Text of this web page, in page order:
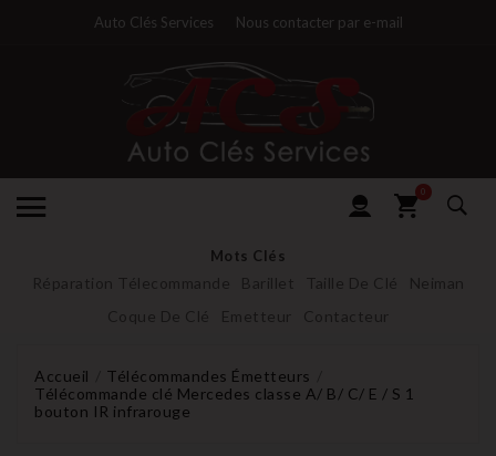
Auto Clés Services Nous contacter par e-mail
0
Mots Clés
Réparation Télecommande Barillet Taille De Clé
Neiman
Coque De Clé
Emetteur Contacteur
Accueil
Télécommandes Émetteurs
Télécommande clé Mercedes classe A/ B/ C/ E / S 1
bouton IR infrarouge